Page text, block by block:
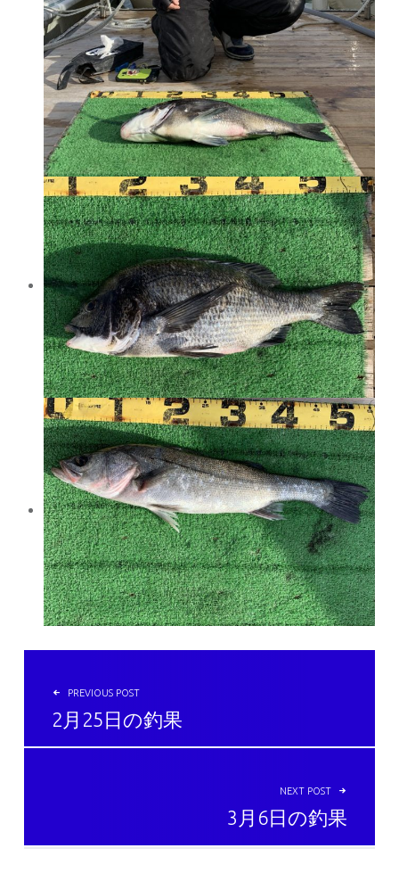
投稿ナビゲーション
PREVIOUS POST
2月25日の釣果
NEXT POST
3月6日の釣果